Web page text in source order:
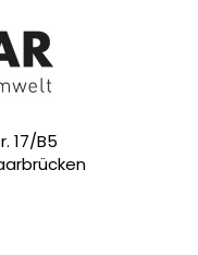
17/B5